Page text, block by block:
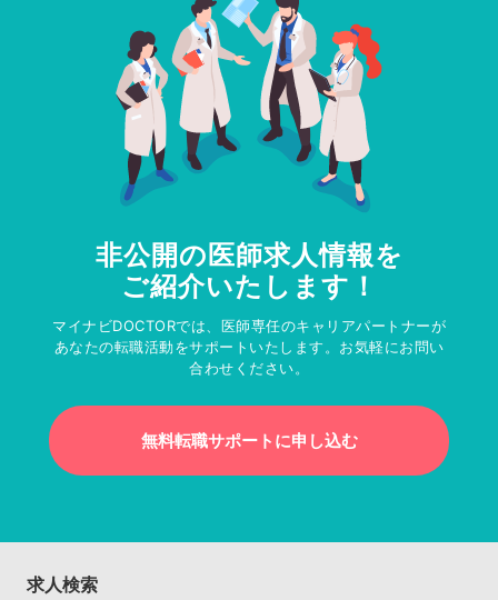
非公開の医師求人情報を
ご紹介いたします！
マイナビDOCTORでは、医師専任のキャリアパートナーが
あなたの転職活動をサポートいたします。お気軽にお問い
合わせください。
無料転職サポートに申し込む
求人検索